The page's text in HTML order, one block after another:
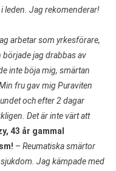
leden. Jag rekomenderar!
arbetar som yrkesförare,
jag drabbas av
inte böja mig, smärtan
fru gav mig Puraviten
och efter 2 dagar
Det är inte värt att
43 år gammal
– Reumatiska smärtor
Jag kämpade med